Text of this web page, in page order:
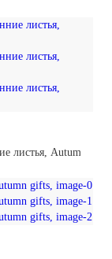
листья, Autumn leaves